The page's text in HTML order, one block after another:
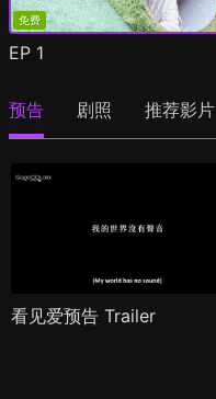
免费
EP 1
预告 剧照 推荐影片
看见爱预告 Trailer